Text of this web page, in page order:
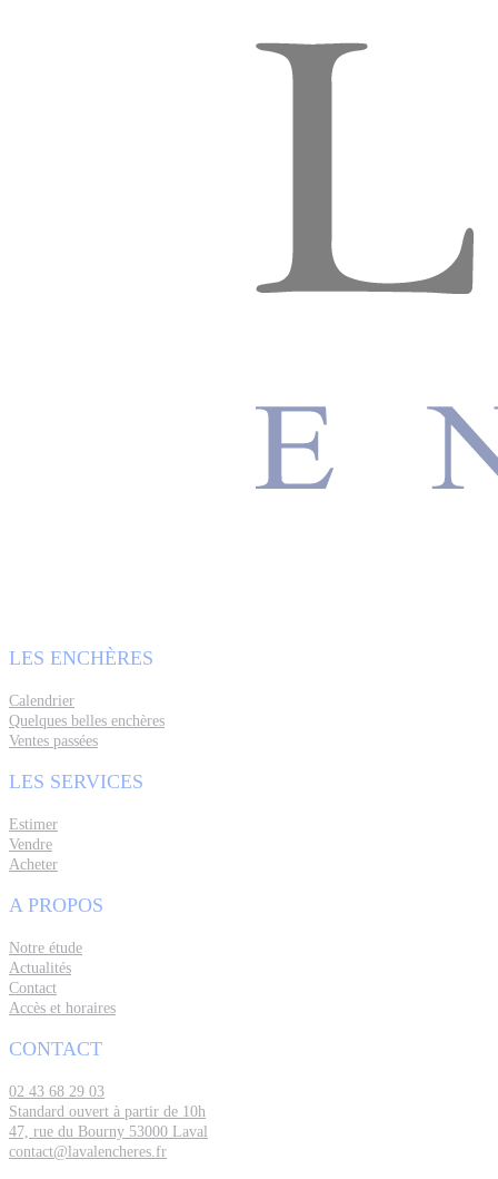
LES ENCHÈRES
Calendrier
Quelques belles enchères
Ventes passées
LES SERVICES
Estimer
Vendre
Acheter
A PROPOS
Notre étude
Actualités
Contact
Accès et horaires
CONTACT
02 43 68 29 03
Standard ouvert à partir de 10h
47, rue du Bourny 53000 Laval
contact@lavalencheres.fr